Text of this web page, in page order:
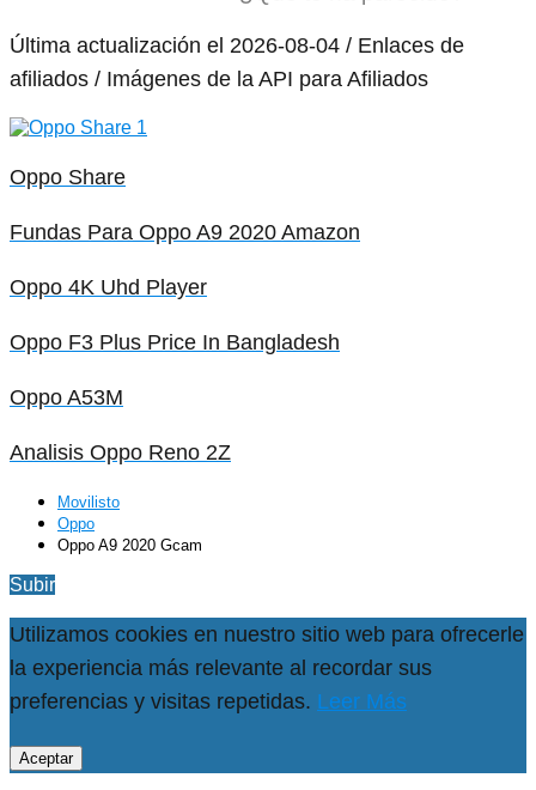
Última actualización el 2026-08-04 / Enlaces de
afiliados / Imágenes de la API para Afiliados
Oppo Share
Fundas Para Oppo A9 2020 Amazon
Oppo 4K Uhd Player
Oppo F3 Plus Price In Bangladesh
Oppo A53M
Analisis Oppo Reno 2Z
Movilisto
Oppo
Oppo A9 2020 Gcam
Subir
Utilizamos cookies en nuestro sitio web para ofrecerle
la experiencia más relevante al recordar sus
preferencias y visitas repetidas. Leer Más
Aceptar